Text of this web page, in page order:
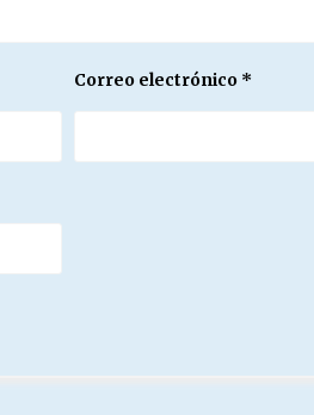
Correo electrónico *